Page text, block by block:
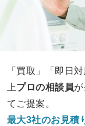
「買取」「即日
上プロの相談員
てご提案。
最大3社のお見積